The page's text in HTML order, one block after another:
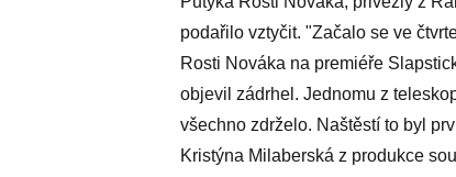
podařilo vztyčit. "Začalo se ve
Rosti Nováka na premiéře
objevil zádrhel. Jednomu z
všechno zdrželo. Naštěstí to byl
Kristýna Milaberská z produkce